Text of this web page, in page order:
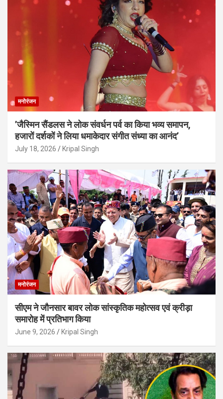
मनोरंजन
’जैस्मिन सैंडलस ने लोक संवर्धन पर्व का किया भव्य समापन,
हजारों दर्शकों ने लिया धमाकेदार संगीत संध्या का आनंद’
July 18, 2026 Kripal Singh
मनोरंजन
सीएम ने जौनसार बावर लोक सांस्कृतिक महोत्सव एवं क्रीड़ा
समारोह में प्रतिभाग किया
June 9, 2026 Kripal Singh